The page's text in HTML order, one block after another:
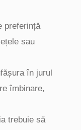
preferință
sau
în jurul
îmbinare,
trebuie să